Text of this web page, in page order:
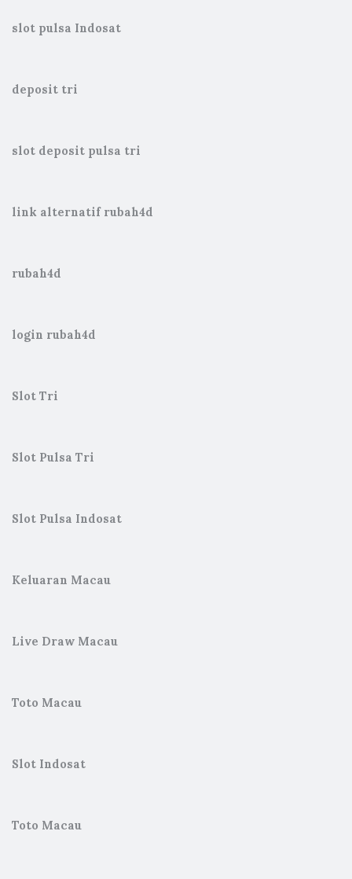
slot pulsa Indosat
deposit tri
slot deposit pulsa tri
link alternatif rubah4d
rubah4d
login rubah4d
Slot Tri
Slot Pulsa Tri
Slot Pulsa Indosat
Keluaran Macau
Live Draw Macau
Toto Macau
Slot Indosat
Toto Macau